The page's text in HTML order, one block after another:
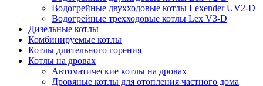
Водогрейные двухходовые котлы Lexender UV2-D
Водогрейные трехходовые котлы Lex V3-D
Дизельные котлы
Комбинируемые котлы
Котлы длительного горения
Котлы на дровах
Автоматические котлы на дровах
Дровяные котлы для отопления частного дома